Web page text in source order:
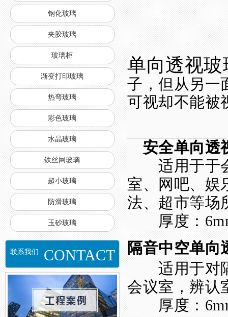
钢化玻璃
夹胶玻璃
玻璃柜
渐变打印玻璃
热弯玻璃
彩色玻璃
水晶玻璃
铁丝网玻璃
超小玻璃
防滑玻璃
玉砂玻璃
联系我们 CONTACT
单向透视玻
子，但从另一
可视却不能被
安全单向透
适用于于会
室、网吧、娱
法、超市等场
厚度：
隔音中空单向
适用于对隔
会议室，辨认
厚度：